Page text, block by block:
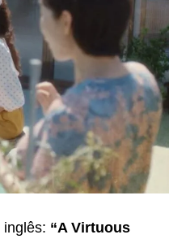
inglês: “A Virtuous